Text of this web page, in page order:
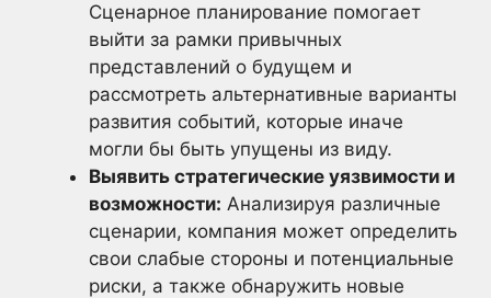
Сценарное планирование помогает
выйти за рамки привычных
представлений о будущем и
рассмотреть альтернативные варианты
развития событий, которые иначе
могли бы быть упущены из виду.
Выявить стратегические уязвимости и
возможности: Анализируя различные
сценарии, компания может определить
свои слабые стороны и потенциальные
риски, а также обнаружить новые